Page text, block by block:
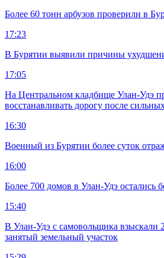
Более 60 тонн арбузов проверили в
17:23
В Бурятии выявили причины
17:05
На Центральном кладбище Улан-Удэ
восстанавливать дорогу после
16:30
Военный из Бурятии более суток
16:00
Более 700 домов в Улан-Удэ остались
15:40
В Улан-Удэ с самовольщика взыскали
занятый земельный участок